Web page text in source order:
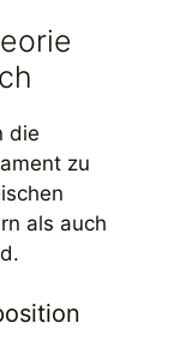
die
zu
als auch